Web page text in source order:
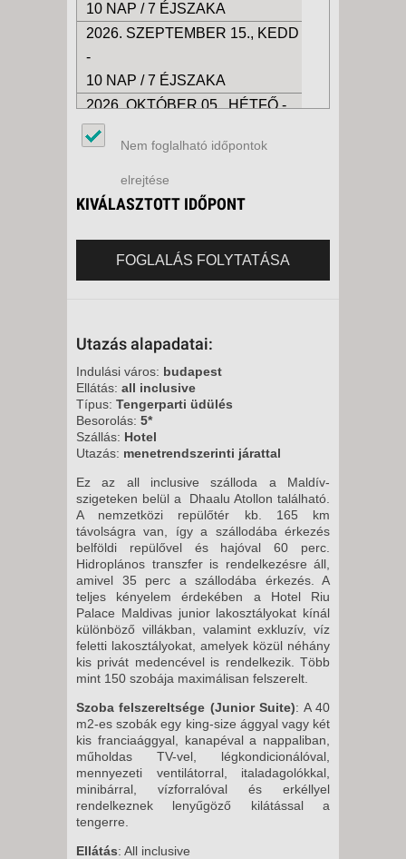
10 NAP / 7 ÉJSZAKA
2026. SZEPTEMBER 15., KEDD
-
10 NAP / 7 ÉJSZAKA
2026. OKTÓBER 05., HÉTFŐ -
10 NAP / 7 ÉJSZAKA
2026. OKTÓBER 20., KEDD -
10 NAP / 7 ÉJSZAKA
2026. NOVEMBER 03., KEDD -
2026. NOVEMBER 17., KEDD -
10 NAP / 7 ÉJSZAKA
2026. DECEMBER 15., KEDD -
10 NAP / 7 ÉJSZAKA
2027. JANUÁR 05., KEDD -
10 NAP / 7 ÉJSZAKA
2027. JANUÁR 12., KEDD -
10 NAP / 7 ÉJSZAKA
2027. FEBRUÁR 02., KEDD -
10 NAP / 7 ÉJSZAKA
2027. FEBRUÁR 16., KEDD -
10 NAP / 7 ÉJSZAKA
Nem foglalható időpontok
elrejtése
KIVÁLASZTOTT IDŐPONT
FOGLALÁS FOLYTATÁSA
Utazás alapadatai:
Indulási város: budapest
Ellátás: all inclusive
Típus: Tengerparti üdülés
Besorolás: 5*
Szállás: Hotel
Utazás: menetrendszerinti járattal
Ez az all inclusive szálloda a Maldív-
szigeteken belül a Dhaalu Atollon található.
A nemzetközi repülőtér kb. 165 km
távolságra van, így a szállodába érkezés
belföldi repülővel és hajóval 60 perc.
Hidroplános transzfer is rendelkezésre áll,
amivel 35 perc a szállodába érkezés. A
teljes kényelem érdekében a Hotel Riu
Palace Maldivas junior lakosztályokat kínál
különböző villákban, valamint exkluzív, víz
feletti lakosztályokat, amelyek közül néhány
kis privát medencével is rendelkezik. Több
mint 150 szobája maximálisan felszerelt.
Szoba felszereltsége (Junior Suite): A 40
m2-es szobák egy king-size ággyal vagy két
kis franciaággyal, kanapéval a nappaliban,
műholdas TV-vel, légkondicionálóval,
mennyezeti ventilátorral, italadagolókkal,
minibárral, vízforralóval és erkéllyel
rendelkeznek lenyűgöző kilátással a
tengerre.
Ellátás: All inclusive